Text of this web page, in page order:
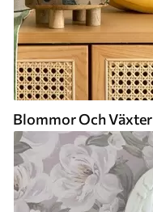
Blommor Och Växter